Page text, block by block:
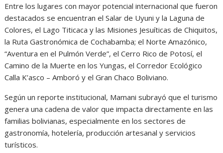
Entre los lugares con mayor potencial internacional que fueron
destacados se encuentran el Salar de Uyuni y la Laguna de
Colores, el Lago Titicaca y las Misiones Jesuíticas de Chiquitos,
la Ruta Gastronómica de Cochabamba; el Norte Amazónico,
“Aventura en el Pulmón Verde”, el Cerro Rico de Potosí, el
Camino de la Muerte en los Yungas, el Corredor Ecológico
Calla K’asco – Amboró y el Gran Chaco Boliviano.
Según un reporte institucional, Mamani subrayó que el turismo
genera una cadena de valor que impacta directamente en las
familias bolivianas, especialmente en los sectores de
gastronomía, hotelería, producción artesanal y servicios
turísticos.